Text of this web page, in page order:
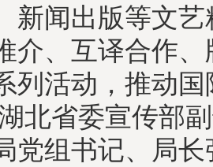
新闻出版等文
介、互译合作
列活动，推动
省委宣传部副
党组书记、局